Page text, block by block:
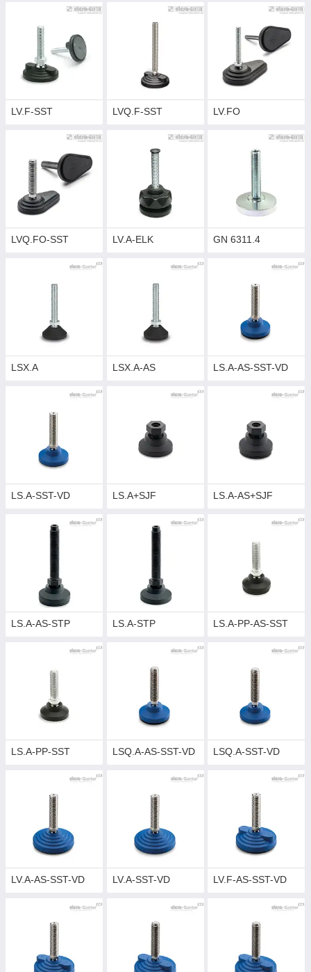
LV.F-SST LVQ.F-SST LV.FO
LVQ.FO-SST LV.A-ELK GN 6311.4
LSX.A LSX.A-AS LS.A-AS-SST-VD
LS.A-SST-VD LS.A+SJF LS.A-AS+SJF
LS.A-AS-STP LS.A-STP LS.A-PP-AS-SST
LS.A-PP-SST LSQ.A-AS-SST-VD LSQ.A-SST-VD
LV.A-AS-SST-VD LV.A-SST-VD LV.F-AS-SST-VD